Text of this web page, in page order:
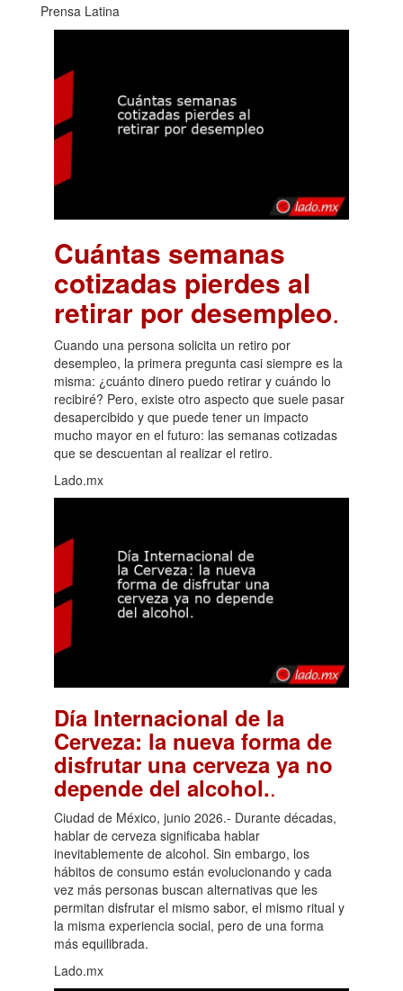
Prensa Latina
Cuántas semanas
cotizadas pierdes al
retirar por desempleo.
Cuando una persona solicita un retiro por
desempleo, la primera pregunta casi siempre es la
misma: ¿cuánto dinero puedo retirar y cuándo lo
recibiré? Pero, existe otro aspecto que suele pasar
desapercibido y que puede tener un impacto
mucho mayor en el futuro: las semanas cotizadas
que se descuentan al realizar el retiro.
Lado.mx
Día Internacional de la
Cerveza: la nueva forma de
disfrutar una cerveza ya no
depende del alcohol..
Ciudad de México, junio 2026.- Durante décadas,
hablar de cerveza significaba hablar
inevitablemente de alcohol. Sin embargo, los
hábitos de consumo están evolucionando y cada
vez más personas buscan alternativas que les
permitan disfrutar el mismo sabor, el mismo ritual y
la misma experiencia social, pero de una forma
más equilibrada.
Lado.mx